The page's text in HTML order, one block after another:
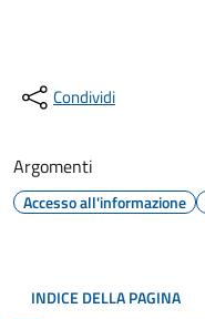
Condividi
Argomenti
Accesso all'informazione
INDICE DELLA PAGINA